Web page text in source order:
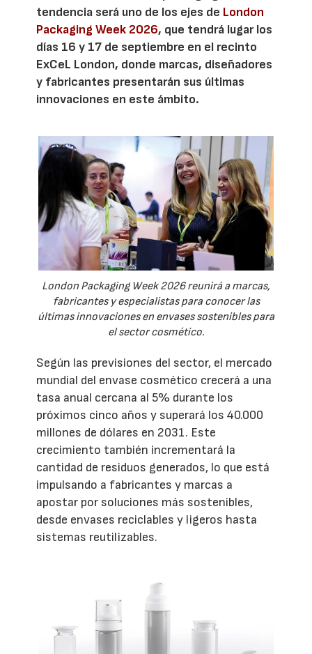
tendencia será uno de los ejes de London
Packaging Week 2026, que tendrá lugar los
días 16 y 17 de septiembre en el recinto
ExCeL London, donde marcas, diseñadores
y fabricantes presentarán sus últimas
innovaciones en este ámbito.
London Packaging Week 2026 reunirá a marcas,
fabricantes y especialistas para conocer las
últimas innovaciones en envases sostenibles para
el sector cosmético.
Según las previsiones del sector, el mercado
mundial del envase cosmético crecerá a una
tasa anual cercana al 5% durante los
próximos cinco años y superará los 40.000
millones de dólares en 2031. Este
crecimiento también incrementará la
cantidad de residuos generados, lo que está
impulsando a fabricantes y marcas a
apostar por soluciones más sostenibles,
desde envases reciclables y ligeros hasta
sistemas reutilizables.